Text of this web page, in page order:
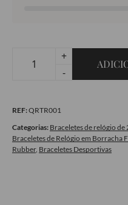
Quantidade
de
Relógio
Tropical
+
-
REF:QRTR001
Categorias: Braceletes de relógio de
Braceletes de Relógio em Borracha
Rubber, Braceletes Desportivas